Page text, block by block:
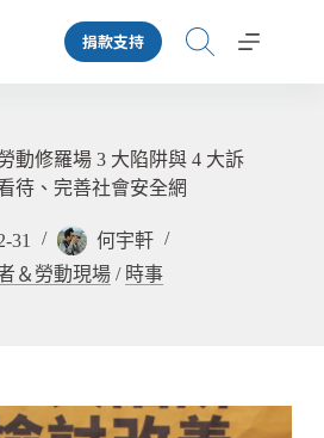
捐款支持
動修羅場 3 大陷阱與 4 大訴
待、完善社會安全網
31
何宇軒
＆勞動現場 / 時事